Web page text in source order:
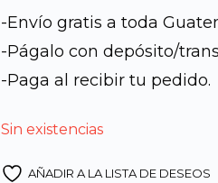
-Envío gratis a toda
-Págalo con depósito/
-Paga al recibir tu pedido.
Sin existencias
AÑADIR A LA LISTA DE DESEOS